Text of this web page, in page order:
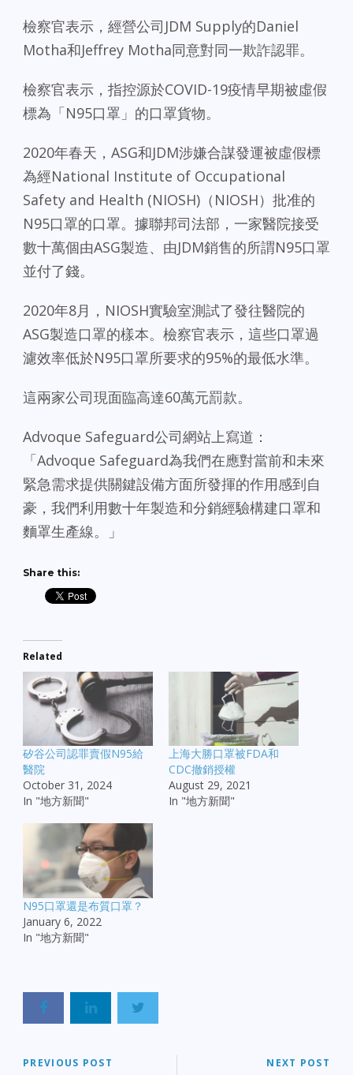
檢察官表示，經營公司JDM Supply的Daniel
Motha和Jeffrey Motha同意對同一欺詐認罪。
檢察官表示，指控源於COVID-19疫情早期被虛假
標為「N95口罩」的口罩貨物。
2020年春天，ASG和JDM涉嫌合謀發運被虛假標
為經National Institute of Occupational
Safety and Health (NIOSH)（NIOSH）批准的
N95口罩的口罩。據聯邦司法部，一家醫院接受
數十萬個由ASG製造、由JDM銷售的所謂N95口罩
並付了錢。
2020年8月，NIOSH實驗室測試了發往醫院的
ASG製造口罩的樣本。檢察官表示，這些口罩過
濾效率低於N95口罩所要求的95%的最低水準。
這兩家公司現面臨高達60萬元罰款。
Advoque Safeguard公司網站上寫道：
「Advoque Safeguard為我們在應對當前和未來
緊急需求提供關鍵設備方面所發揮的作用感到自
豪，我們利用數十年製造和分銷經驗構建口罩和
麵罩生產線。」
Share this:
Related
矽谷公司認罪賣假N95給
醫院
October 31, 2024
In "地方新聞"
上海大勝口罩被FDA和
CDC撤銷授權
August 29, 2021
In "地方新聞"
N95口罩還是布質口罩？
January 6, 2022
In "地方新聞"
PREVIOUS POST NEXT POST